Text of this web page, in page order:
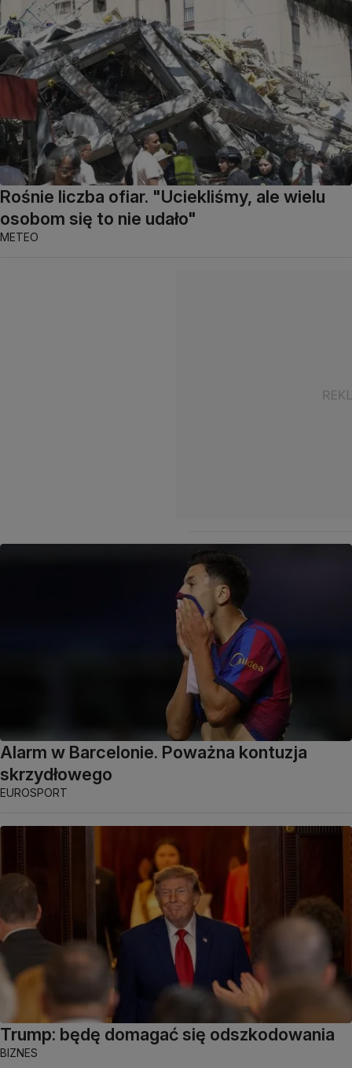
Rośnie liczba ofiar. "Uciekliśmy, ale wielu
osobom się to nie udało"
METEO
Alarm w Barcelonie. Poważna kontuzja
skrzydłowego
EUROSPORT
Trump: będę domagać się odszkodowania
BIZNES